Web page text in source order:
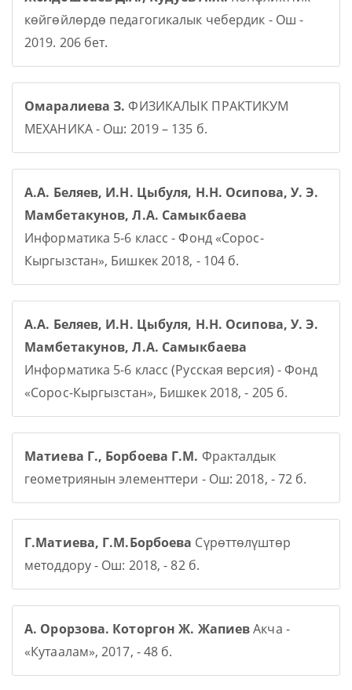
көйгөйлөрдө педагогикалык чебердик - Ош -
2019. 206 бет.
Омаралиева З. ФИЗИКАЛЫК ПРАКТИКУМ
МЕХАНИКА - Ош: 2019 – 135 б.
А.А. Беляев, И.Н. Цыбуля, Н.Н. Осипова, У. Э.
Мамбетакунов, Л.А. Самыкбаева
Информатика 5-6 класс - Фонд «Сорос-
Кыргызстан», Бишкек 2018, - 104 б.
А.А. Беляев, И.Н. Цыбуля, Н.Н. Осипова, У. Э.
Мамбетакунов, Л.А. Самыкбаева
Информатика 5-6 класс (Русская версия) - Фонд
«Сорос-Кыргызстан», Бишкек 2018, - 205 б.
Матиева Г., Борбоева Г.М. Фракталдык
геометриянын элементтери - Ош: 2018, - 72 б.
Г.Матиева, Г.М.Борбоева Сүрөттөлүштөр
методдору - Ош: 2018, - 82 б.
А. Орорзова. Которгон Ж. ЖапиевАкча -
«Кутаалам», 2017, - 48 б.